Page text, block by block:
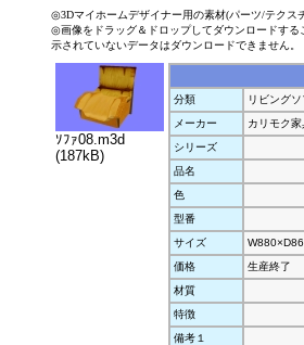
◎3Dマイホームデザイナー用の素材(パーツ/テクス
◎画像をドラッグ＆ドロップしてダウンロードす
示されていないデータはダウンロードできません。
ｿﾌｧ08.m3d
(187kB)
分類
リビング
メーカー
カリモク家
シリーズ
品名
色
型番
サイズ
価格
生産終了
材質
特徴
備考１